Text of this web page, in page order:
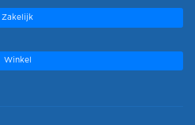
Zakelijk
Winkel